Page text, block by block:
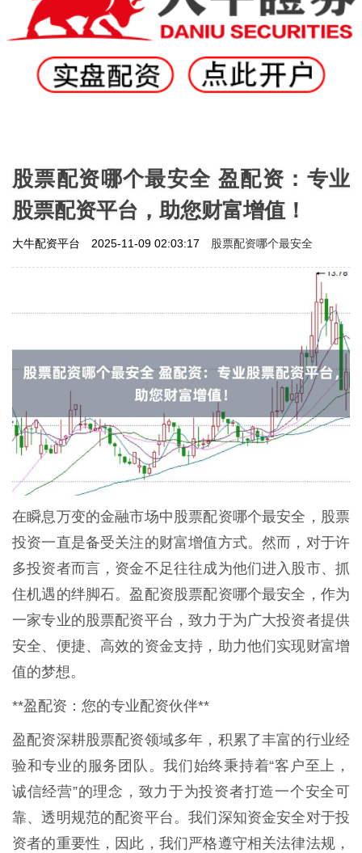
股票配资哪个最安全 盈配资：专业
股票配资平台，助您财富增值！
大牛配资平台 2025-11-09 02:03:17 股票配资哪个最安全
在瞬息万变的金融市场中股票配资哪个最安全，股票
投资一直是备受关注的财富增值方式。然而，对于许
多投资者而言，资金不足往往成为他们进入股市、抓
住机遇的绊脚石。盈配资股票配资哪个最安全，作为
一家专业的股票配资平台，致力于为广大投资者提供
安全、便捷、高效的资金支持，助力他们实现财富增
值的梦想。
**盈配资：您的专业配资伙伴**
盈配资深耕股票配资领域多年，积累了丰富的行业经
验和专业的服务团队。我们始终秉持着“客户至上，
诚信经营”的理念，致力于为投资者打造一个安全可
靠、透明规范的配资平台。我们深知资金安全对于投
资者的重要性，因此，我们严格遵守相关法律法规，